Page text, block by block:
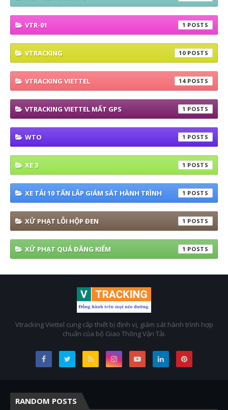
VTR-01 1
VTRACKING 10
VTRACKING VIETTEL 14
VTRACKING VIETTEL MẤT GPS 1
WTO 1
XE 3 1
XE TẢI 10 TẤN LẮP GIÁM SÁT HÀNH TRÌNH 1
XỬ PHẠT LỖI HỘP ĐEN 1
XỬ PHẠT QUÁ ĐĂNG KIỂM 1
Vtracking Viettel cung cấp thiết bị định vị, giám sát hành trình hợp
chuẩn của bộ Giao Thông Vận Tải.
RANDOM POSTS